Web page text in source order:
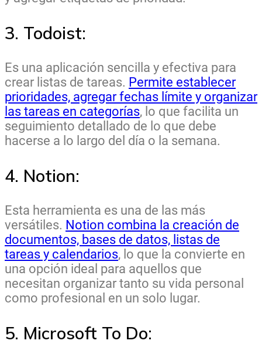
3. Todoist:
Es una aplicación sencilla y efectiva para
crear listas de tareas. Permite establecer
prioridades, agregar fechas límite y organizar
las tareas en categorías, lo que facilita un
seguimiento detallado de lo que debe
hacerse a lo largo del día o la semana.
4. Notion:
Esta herramienta es una de las más
versátiles. Notion combina la creación de
documentos, bases de datos, listas de
tareas y calendarios, lo que la convierte en
una opción ideal para aquellos que
necesitan organizar tanto su vida personal
como profesional en un solo lugar.
5. Microsoft To Do: